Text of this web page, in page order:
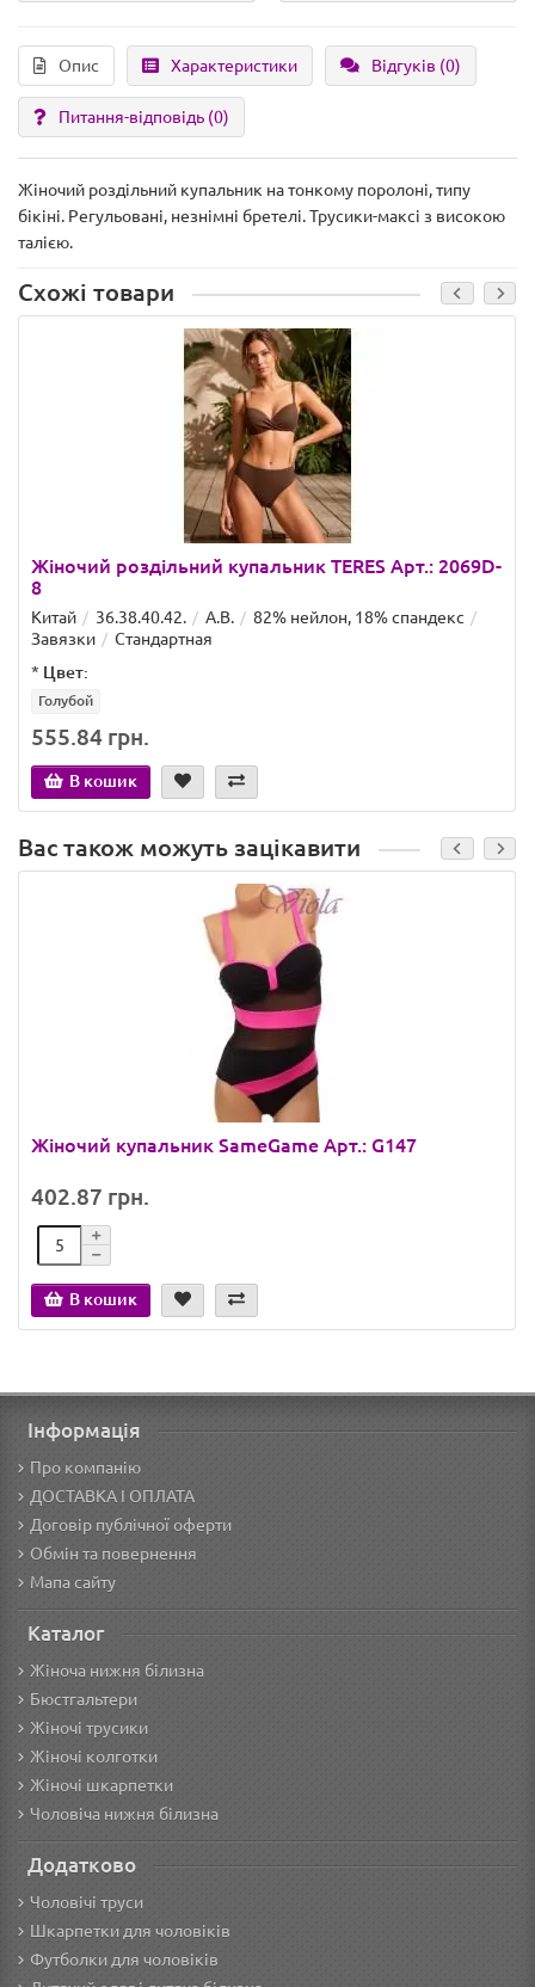
Опис Характеристики Відгуків (0)
Питання-відповідь (0)
Жіночий роздільний купальник на тонкому поролоні, типу
бікіні. Регульовані, незнімні бретелі. Трусики-максі з високою
талією.
Схожі товари
Жіночий роздільний купальник TERES Арт.: 2069D-
8
Китай 36.38.40.42. A.B.
82% нейлон, 18% спандекс
Завязки
Стандартная
* Цвет:
Голубой
555.84 грн.
В кошик
Вас також можуть зацікавити
Жіночий купальник SameGame Арт.: G147
402.87 грн.
В кошик
Інформація
Про компанію
ДОСТАВКА І ОПЛАТА
Договір публічної оферти
Обмін та повернення
Мапа сайту
Каталог
Жіноча нижня білизна
Бюстгальтери
Жіночі трусики
Жіночі колготки
Жіночі шкарпетки
Чоловіча нижня білизна
Додатково
Чоловічі труси
Шкарпетки для чоловіків
Футболки для чоловіків